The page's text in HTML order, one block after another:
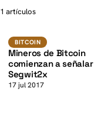
1 artículos
BITCOINBTC
BITCOIN
Mineros de Bitcoin
comienzan a señalar
Segwit2x
17 jul 2017